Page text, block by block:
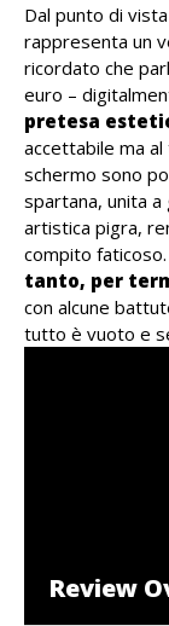
Dal punto di
rappresenta un
ricordato che
euro –
pretesa
accettabile ma
schermo sono
spartana, unita a
artistica pigra,
compito faticoso.
tanto, per
con alcune
tutto è vuoto e
Review